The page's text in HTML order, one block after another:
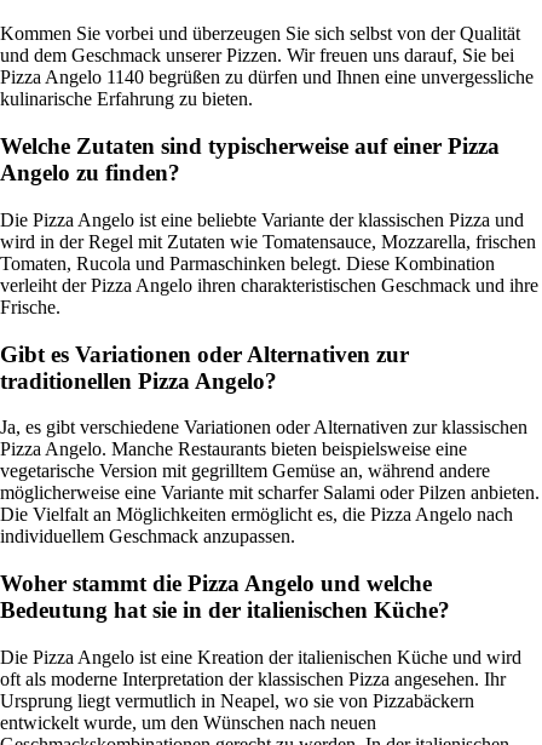
Kommen Sie vorbei und überzeugen Sie sich selbst von der Qualität
und dem Geschmack unserer Pizzen. Wir freuen uns darauf, Sie bei
Pizza Angelo 1140 begrüßen zu dürfen und Ihnen eine unvergessliche
kulinarische Erfahrung zu bieten.
Welche Zutaten sind typischerweise auf einer Pizza
Angelo zu finden?
Die Pizza Angelo ist eine beliebte Variante der klassischen Pizza und
wird in der Regel mit Zutaten wie Tomatensauce, Mozzarella, frischen
Tomaten, Rucola und Parmaschinken belegt. Diese Kombination
verleiht der Pizza Angelo ihren charakteristischen Geschmack und ihre
Frische.
Gibt es Variationen oder Alternativen zur
traditionellen Pizza Angelo?
Ja, es gibt verschiedene Variationen oder Alternativen zur klassischen
Pizza Angelo. Manche Restaurants bieten beispielsweise eine
vegetarische Version mit gegrilltem Gemüse an, während andere
möglicherweise eine Variante mit scharfer Salami oder Pilzen anbieten.
Die Vielfalt an Möglichkeiten ermöglicht es, die Pizza Angelo nach
individuellem Geschmack anzupassen.
Woher stammt die Pizza Angelo und welche
Bedeutung hat sie in der italienischen Küche?
Die Pizza Angelo ist eine Kreation der italienischen Küche und wird
oft als moderne Interpretation der klassischen Pizza angesehen. Ihr
Ursprung liegt vermutlich in Neapel, wo sie von Pizzabäckern
entwickelt wurde, um den Wünschen nach neuen